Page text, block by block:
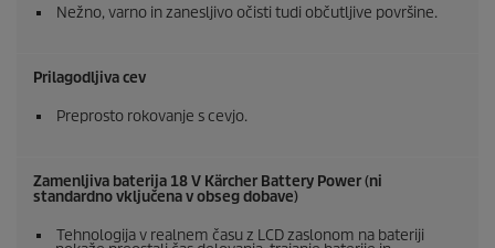
Nežno, varno in zanesljivo očisti tudi občutljive površine.
Prilagodljiva cev
Preprosto rokovanje s cevjo.
Zamenljiva baterija 18 V Kärcher Battery Power (ni
standardno vključena v obseg dobave)
Tehnologija v realnem času z LCD zaslonom na bateriji